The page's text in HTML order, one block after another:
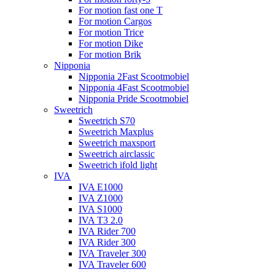
For motion fast one T
For motion Cargos
For motion Trice
For motion Dike
For motion Brik
Nipponia
Nipponia 2Fast Scootmobiel
Nipponia 4Fast Scootmobiel
Nipponia Pride Scootmobiel
Sweetrich
Sweetrich S70
Sweetrich Maxplus
Sweetrich maxsport
Sweetrich airclassic
Sweetrich ifold light
IVA
IVA E1000
IVA Z1000
IVA S1000
IVA T3 2.0
IVA Rider 700
IVA Rider 300
IVA Traveler 300
IVA Traveler 600